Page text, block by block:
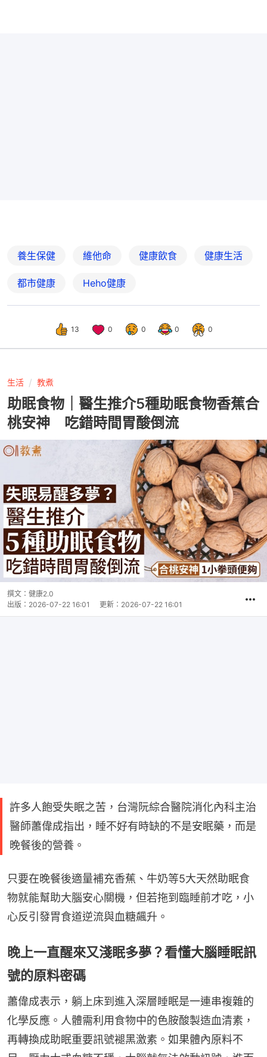
養生保健 維他命 健康飲食 健康生活
都市健康 Heho健康
13 0 0 0 0
生活 教煮
助眠食物｜醫生推介5種助眠食物香蕉合
桃安神 吃錯時間胃酸倒流
撰文： 健康2.0
出版： 2026-07-22 16:01 更新： 2026-07-22 16:01
許多人飽受失眠之苦，台灣阮綜合醫院消化內科主治
醫師蕭偉成指出，睡不好有時缺的不是安眠藥，而是
晚餐後的營養。
只要在晚餐後適量補充香蕉、牛奶等5大天然助眠食
物就能幫助大腦安心關機，但若拖到臨睡前才吃，小
心反引發胃食道逆流與血糖飆升。
晚上一直醒來又淺眠多夢？看懂大腦睡眠訊
號的原料密碼
蕭偉成表示，躺上床到進入深層睡眠是一連串複雜的
化學反應。人體需利用食物中的色胺酸製造血清素，
再轉換成助眠重要訊號褪黑激素。如果體內原料不